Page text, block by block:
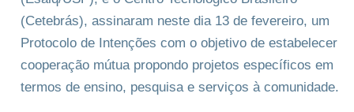
(Cetebrás), assinaram neste dia 13 de fevereiro, um
Protocolo de Intenções com o objetivo de estabelecer
cooperação mútua propondo projetos específicos em
termos de ensino, pesquisa e serviços à comunidade.